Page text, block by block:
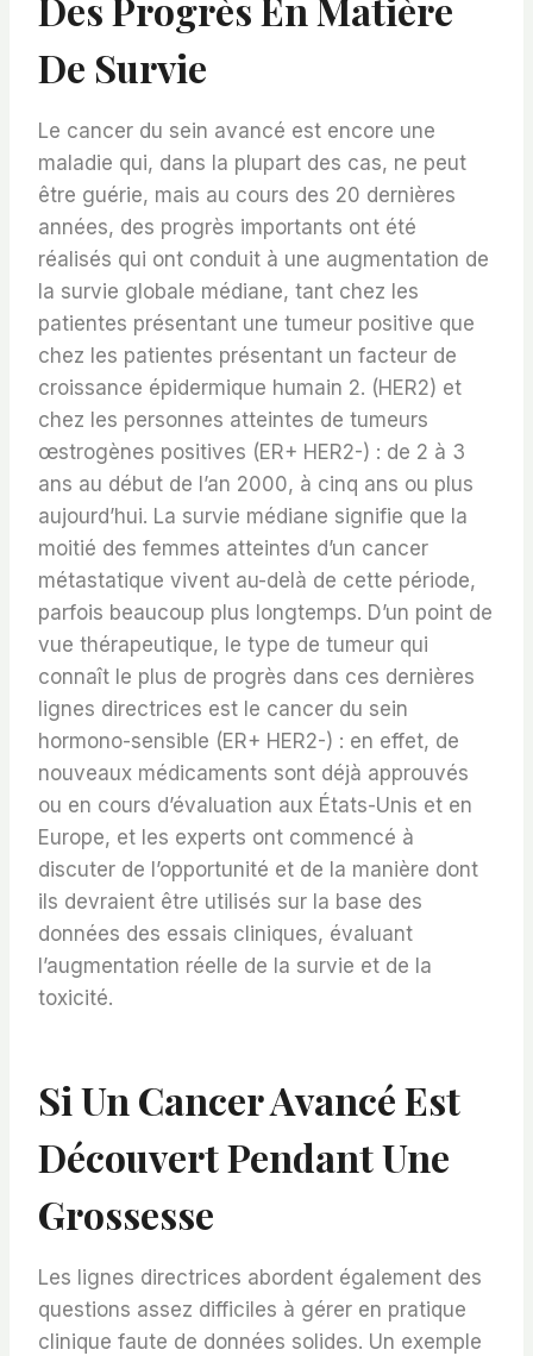
Des Progrès En Matière
De Survie
Le cancer du sein avancé est encore une
maladie qui, dans la plupart des cas, ne peut
être guérie, mais au cours des 20 dernières
années, des progrès importants ont été
réalisés qui ont conduit à une augmentation de
la survie globale médiane, tant chez les
patientes présentant une tumeur positive que
chez les patientes présentant un facteur de
croissance épidermique humain 2. (HER2) et
chez les personnes atteintes de tumeurs
œstrogènes positives (ER+ HER2-) : de 2 à 3
ans au début de l’an 2000, à cinq ans ou plus
aujourd’hui. La survie médiane signifie que la
moitié des femmes atteintes d’un cancer
métastatique vivent au-delà de cette période,
parfois beaucoup plus longtemps. D’un point de
vue thérapeutique, le type de tumeur qui
connaît le plus de progrès dans ces dernières
lignes directrices est le cancer du sein
hormono-sensible (ER+ HER2-) : en effet, de
nouveaux médicaments sont déjà approuvés
ou en cours d’évaluation aux États-Unis et en
Europe, et les experts ont commencé à
discuter de l’opportunité et de la manière dont
ils devraient être utilisés sur la base des
données des essais cliniques, évaluant
l’augmentation réelle de la survie et de la
toxicité.
Si Un Cancer Avancé Est
Découvert Pendant Une
Grossesse
Les lignes directrices abordent également des
questions assez difficiles à gérer en pratique
clinique faute de données solides. Un exemple